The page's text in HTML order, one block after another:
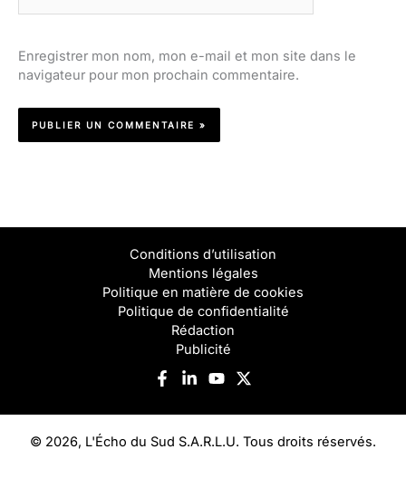
Enregistrer mon nom, mon e-mail et mon site dans le
navigateur pour mon prochain commentaire.
Conditions d’utilisation
Mentions légales
Politique en matière de cookies
Politique de confidentialité
Rédaction
Publicité
© 2026, L'Écho du Sud S.A.R.L.U. Tous droits réservés.